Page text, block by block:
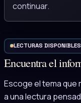
continuar.
LECTURAS DISPONIBLES
Encuentra el
Escoge el tema que
a una lectura